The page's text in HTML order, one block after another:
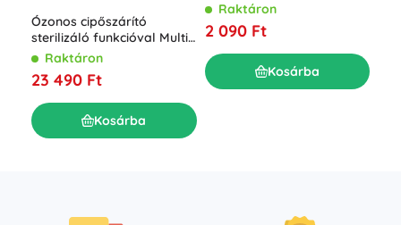
Ózonos cipőszárító
sterilizáló funkcióval Multi
Dryer Ozone Pro
Raktáron
23 490 Ft
Kosárba
Raktáron
2 090 Ft
Kosárba